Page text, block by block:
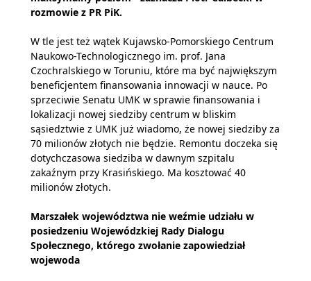
rozmowie z PR PiK.
W tle jest też wątek Kujawsko-Pomorskiego Centrum
Naukowo-Technologicznego im. prof. Jana
Czochralskiego w Toruniu, które ma być największym
beneficjentem finansowania innowacji w nauce. Po
sprzeciwie Senatu UMK w sprawie finansowania i
lokalizacji nowej siedziby centrum w bliskim
sąsiedztwie z UMK już wiadomo, że nowej siedziby za
70 milionów złotych nie będzie. Remontu doczeka się
dotychczasowa siedziba w dawnym szpitalu
zakaźnym przy Krasińskiego. Ma kosztować 40
milionów złotych.
Marszałek województwa nie weźmie udziału w
posiedzeniu Wojewódzkiej Rady Dialogu
Społecznego, którego zwołanie zapowiedział
wojewoda